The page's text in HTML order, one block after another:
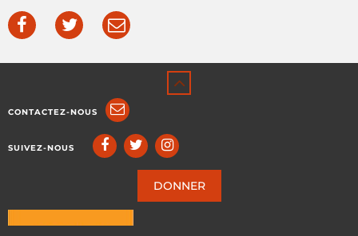
CONTACTEZ-NOUS
SUIVEZ-NOUS
DONNER